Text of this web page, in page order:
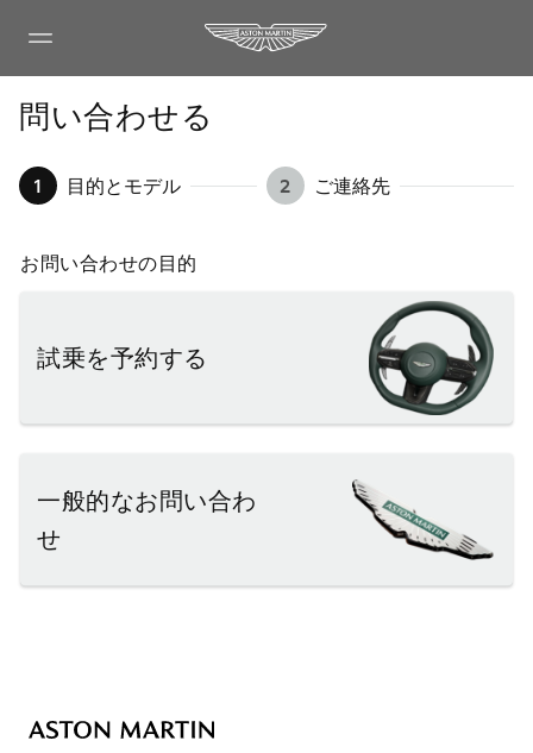
問い合わせる
1 目的とモデル 2 ご連絡先
お問い合わせの目的
試乗を予約する
一般的なお問い合わ
せ